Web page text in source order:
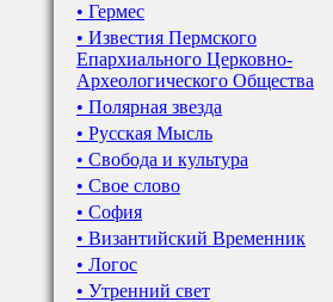
• Гермес
• Известия Пермского
Епархиального Церковно-
Археологического Общества
• Полярная звезда
• Русская Мысль
• Свобода и культура
• Свое слово
• София
• Византийский Временник
• Логос
• Утренний свет